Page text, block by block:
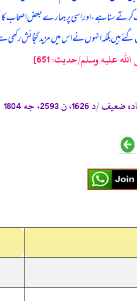
ہے، اور اسی پر ہمارے بعض اصحاب کا
ہیں بلکہ انہوں نے اس میں مزید گنجائش
عليه وسلم/حدیث: 651]